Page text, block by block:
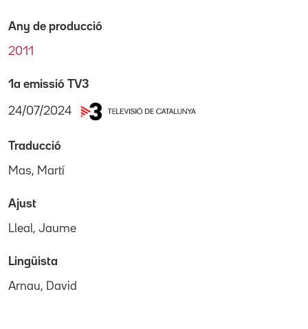
Any de producció
2011
1a emissió TV3
24/07/2024
Traducció
Mas, Martí
Ajust
Lleal, Jaume
Lingüista
Arnau, David